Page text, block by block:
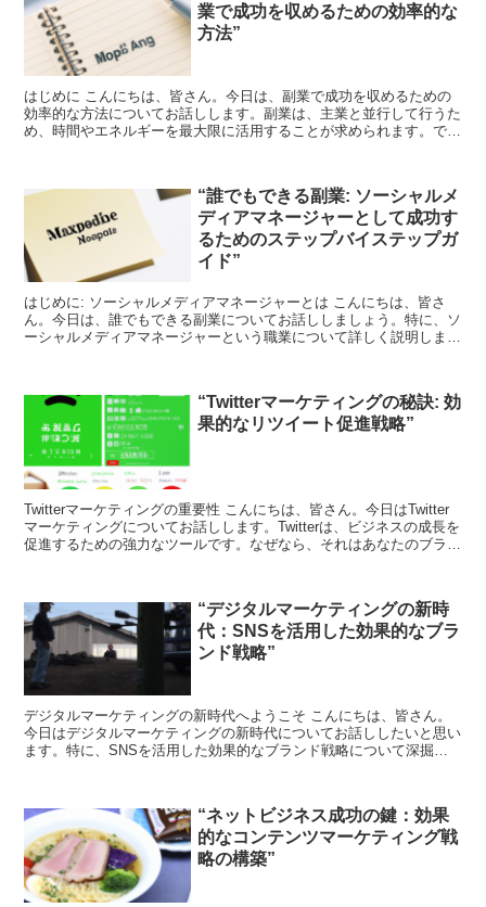
業で成功を収めるための効率的な
方法”
はじめに こんにちは、皆さん。今日は、副業で成功を収めるための
効率的な方法についてお話しします。副業は、主業と並行して行うた
め、時間やエネルギーを最大限に活用することが求められます。で
“誰でもできる副業: ソーシャルメ
ディアマネージャーとして成功す
るためのステップバイステップガ
イド”
はじめに: ソーシャルメディアマネージャーとは こんにちは、皆さ
ん。今日は、誰でもできる副業についてお話ししましょう。特に、ソ
ーシャルメディアマネージャーという職業について詳しく説明しま
“Twitterマーケティングの秘訣: 効
果的なリツイート促進戦略”
Twitterマーケティングの重要性 こんにちは、皆さん。今日はTwitter
マーケティングについてお話しします。Twitterは、ビジネスの成長を
促進するための強力なツールです。なぜなら、それはあなたのブラン
“デジタルマーケティングの新時
代：SNSを活用した効果的なブラ
ンド戦略”
デジタルマーケティングの新時代へようこそ こんにちは、皆さん。
今日はデジタルマーケティングの新時代についてお話ししたいと思い
ます。特に、SNSを活用した効果的なブランド戦略について深掘り
“ネットビジネス成功の鍵：効果
的なコンテンツマーケティング戦
略の構築”